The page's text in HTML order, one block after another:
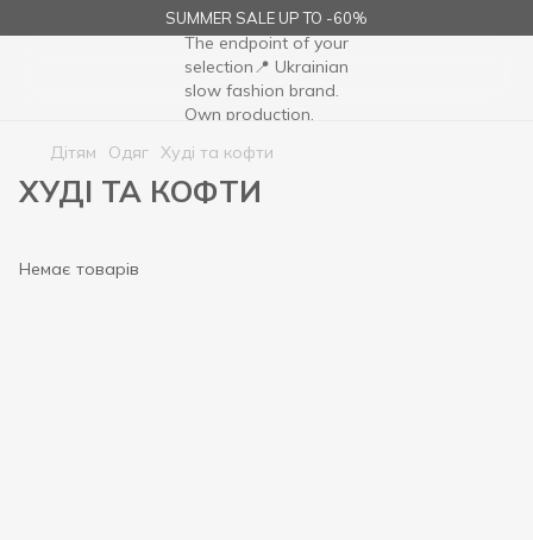
SUMMER SALE UP TO -60%
Дітям Одяг Худі та кофти
ХУДІ ТА КОФТИ
Немає товарів